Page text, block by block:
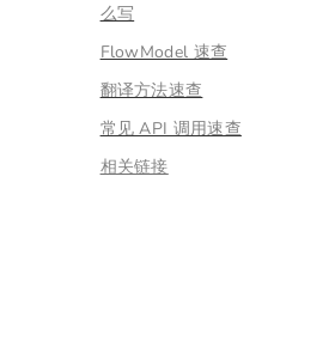
么写
FlowModel 速查
翻译方法速查
常见 API 调用速查
相关链接